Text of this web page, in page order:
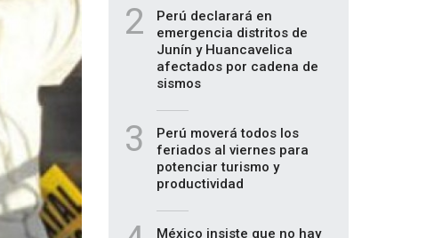
2
Perú declarará en
emergencia distritos de
Junín y Huancavelica
afectados por cadena de
sismos
3
Perú moverá todos los
feriados al viernes para
potenciar turismo y
productividad
México insiste que no hay